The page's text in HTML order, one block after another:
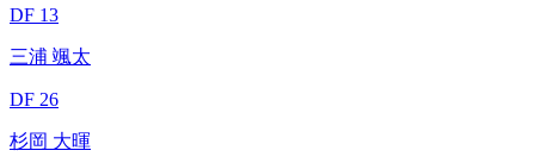
DF 13
三浦 颯太
DF 26
杉岡 大暉